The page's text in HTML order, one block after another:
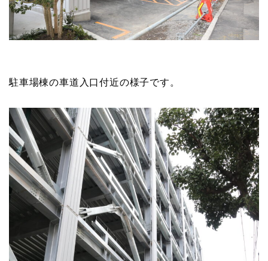
駐車場棟の車道入口付近の様子です。